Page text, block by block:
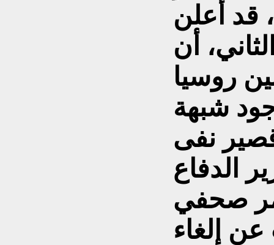
قد أعلن
أن
روسيا
شبهة
نفى
الدفاع
صحفي
إلغاء